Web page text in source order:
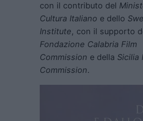
con il contributo del
Cultura Italiano e dello
Institute, con il supporto
Fondazione Calabria Film
Commission e della Sicilia
Commission.